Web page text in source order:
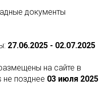
документы
27.06.2025 - 02.07.2025
на сайте в
не позднее 03 июля 2025